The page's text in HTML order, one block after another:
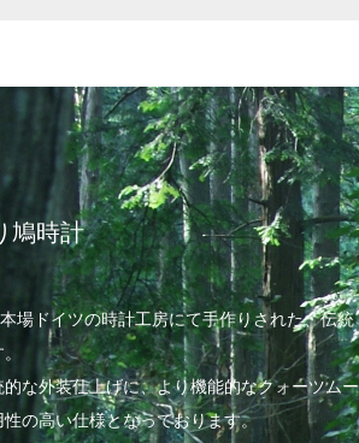
鳩時計
場ドイツの時計工房にて手作りされた、伝統
な外装仕上げに、より機能的なクォーツムー
の高い仕様となっております。